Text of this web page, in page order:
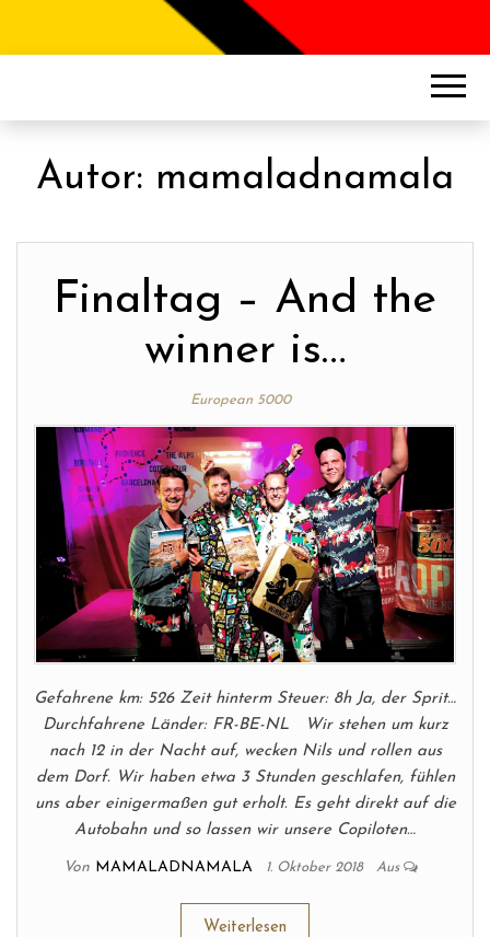
Autor: mamaladnamala
Finaltag – And the
winner is…
European 5000
Gefahrene km: 526 Zeit hinterm Steuer: 8h Ja, der Sprit…
Durchfahrene Länder: FR-BE-NL Wir stehen um kurz
nach 12 in der Nacht auf, wecken Nils und rollen aus
dem Dorf. Wir haben etwa 3 Stunden geschlafen, fühlen
uns aber einigermaßen gut erholt. Es geht direkt auf die
Autobahn und so lassen wir unsere Copiloten…
Von MAMALADNAMALA 1. Oktober 2018 Aus
Weiterlesen